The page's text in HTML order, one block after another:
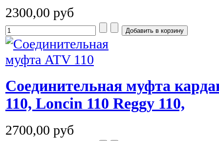
2300,00 руб
Соединительная муфта
110, Loncin 110 Reggy 110,
2700,00 руб